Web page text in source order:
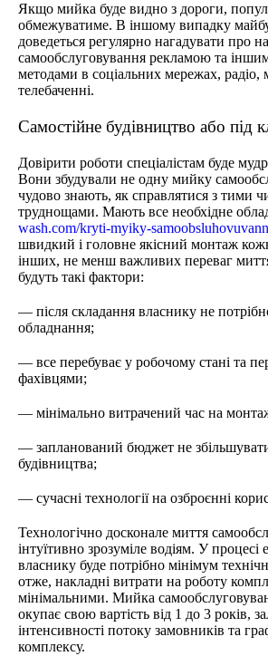
Якщо мийка буде видно з дороги,
обмежуватиме. В іншому випадку
доведеться регулярно нагадувати про
самообслуговування рекламою та
методами в соціальних мережах, радіо,
телебаченні.
Самостійне будівництво або під
Довірити роботи спеціалістам буде
Вони збудували не одну мийку
чудово знають, як справлятися з тими
труднощами. Мають все необхідне
wash.com/kryti-myiky-
швидкий і головне якісний монтаж
інших, не менш важливих переваг
будуть такі фактори:
— після складання власнику не
обладнання;
— все перебуває у робочому стані та
фахівцями;
— мінімально витрачений час на
— запланований бюджет не
будівництва;
— сучасні технології на озброєнні
Технологічно досконале миття
інтуїтивно зрозуміле водіям. У процесі
власнику буде потрібно мінімум
отже, накладні витрати на роботу
мінімальними. Мийка
окупає свою вартість від 1 до 3 років,
інтенсивності потоку замовників та
комплексу.